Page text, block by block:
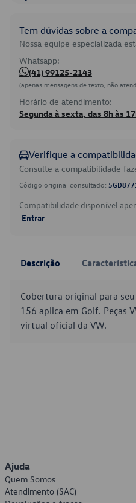
Tem dúvidas sobre a
Nossa equipe especializada
Whatsapp:
(41) 99125-2143
(apenas mensagens de texto, não
Horário de atendimento:
Segunda à sexta, das 8h às
Verifique a
Consulte a compatibilidade
Código original consultado:
Compatibilidade disponível
Entrar
Descrição
Cobertura original para
156 aplica em Golf. Peças
virtual oficial da VW.
Ajuda
Quem Somos
Atendimento (SAC)